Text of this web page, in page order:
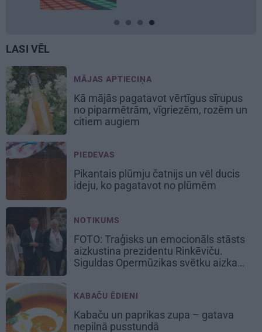
LASI VĒL
MĀJAS APTIECIŅA
Kā mājās pagatavot vērtīgus sīrupus
no piparmētrām, vīgriezēm, rozēm un
citiem augiem
PIEDEVAS
Pikantais plūmju čatnijs un vēl ducis
ideju, ko pagatavot no plūmēm
NOTIKUMS
FOTO: Traģisks un emocionāls stāsts
aizkustina prezidentu Rinkēviču.
Siguldas Opermūzikas svētku aizkadri
KABAČU ĒDIENI
Kabaču un paprikas zupa – gatava
nepilnā pusstundā